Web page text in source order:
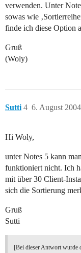
verwenden. Unter
sowas wie
finde ich diese Option
Gruß
(Woly)
Sutti 6. August
4
Hi Woly,
unter Notes 5 kann
funktioniert nicht. Ich
mit über 30 Client-
sich die Sortierung
Gruß
Sutti
[Bei dieser Antwort wurde